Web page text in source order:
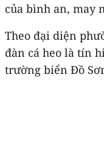
của bình an, may
Theo đại diện
đàn cá heo là tín
trường biển Đồ